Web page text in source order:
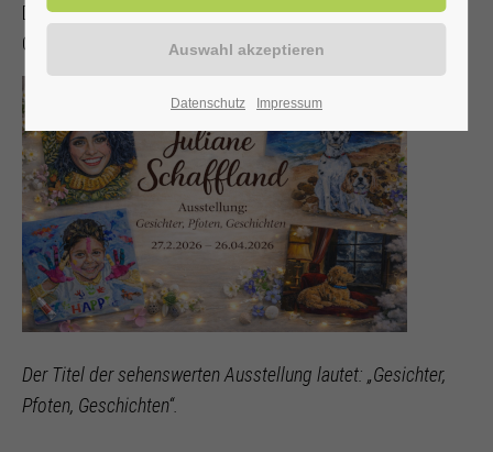
Die Ausstellung kann bis zum 26. April 2026 zu den
Öffnungszeiten der Kurhalle besucht werden.
Der Titel der sehenswerten Ausstellung lautet: „Gesichter,
Pfoten, Geschichten“.
Datenschutz Impressum